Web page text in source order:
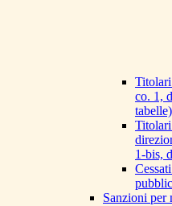
co. 1,
tabelle)
1-bis,
Sanzioni per